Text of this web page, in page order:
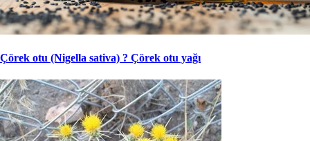
Çörek otu (Nigella sativa) ? Çörek otu yağı